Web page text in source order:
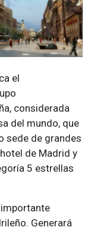
el
considerada
del mundo, que
sede de grandes
de Madrid y
5 estrellas
Generará